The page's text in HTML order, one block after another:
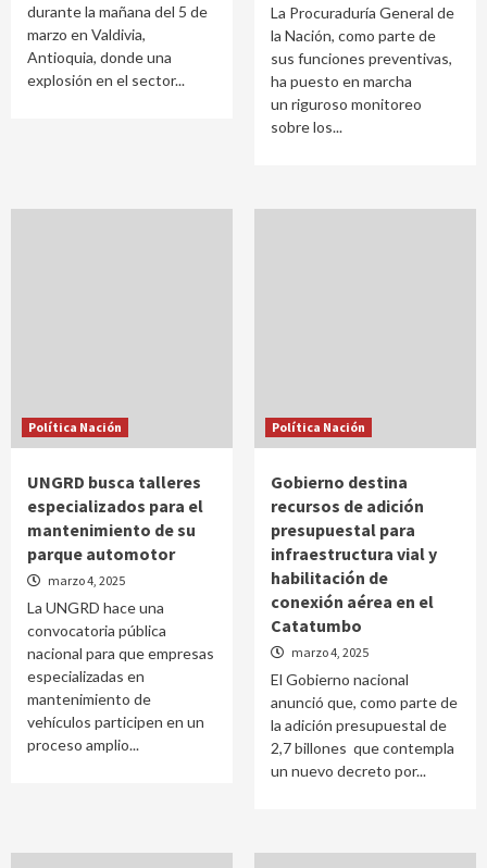
durante la mañana del 5 de
marzo en Valdivia,
Antioquia, donde una
explosión en el sector...
La Procuraduría General de
la Nación, como parte de
sus funciones preventivas,
ha puesto en marcha
un riguroso monitoreo
sobre los...
Política Nación
UNGRD busca talleres
especializados para el
mantenimiento de su
parque automotor
marzo 4, 2025
La UNGRD hace una
convocatoria pública
nacional para que empresas
especializadas en
mantenimiento de
vehículos participen en un
proceso amplio...
Política Nación
Gobierno destina
recursos de adición
presupuestal para
infraestructura vial y
habilitación de
conexión aérea en el
Catatumbo
marzo 4, 2025
El Gobierno nacional
anunció que, como parte de
la adición presupuestal de
2,7 billones que contempla
un nuevo decreto por...